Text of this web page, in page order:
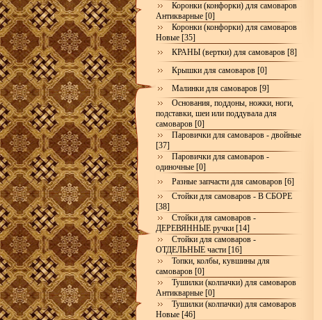
Коронки (конфорки) для самоваров
Антикварные [0]
Коронки (конфорки) для самоваров
Новые [35]
КРАНЫ (вертки) для самоваров [8]
Крышки для самоваров [0]
Малинки для самоваров [9]
Основания, поддоны, ножки, ноги,
подставки, шеи или поддувала для
самоваров [0]
Паровички для самоваров - двойные
[37]
Паровички для самоваров -
одиночные [0]
Разные запчасти для самоваров [6]
Стойки для самоваров - В СБОРЕ
[38]
Стойки для самоваров -
ДЕРЕВЯННЫЕ ручки [14]
Стойки для самоваров -
ОТДЕЛЬНЫЕ части [16]
Топки, колбы, кувшины для
самоваров [0]
Тушилки (колпачки) для самоваров
Антикварные [0]
Тушилки (колпачки) для самоваров
Новые [46]